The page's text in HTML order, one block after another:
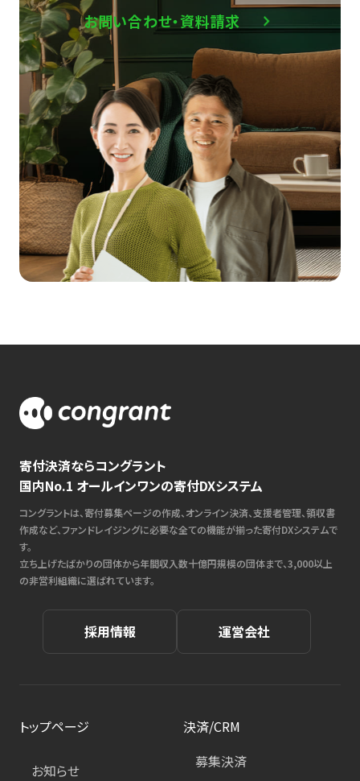
お問い合わせ・資料請求
寄付決済ならコングラント
国内No.1 オールインワンの寄付DXシステム
コングラントは、寄付募集ページの作成、オンライン決済、支援者管理、領収書
作成など、ファンドレイジングに必要な全ての機能が揃った寄付DXシステムで
す。
立ち上げたばかりの団体から年間収入数十億円規模の団体まで、3,000以上
の非営利組織に選ばれています。
採用情報 運営会社
トップページ
お知らせ
決済/CRM
募集決済